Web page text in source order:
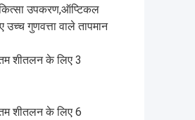
उपकरण,ऑप्टिकल
गुणवत्ता वाले तापमान